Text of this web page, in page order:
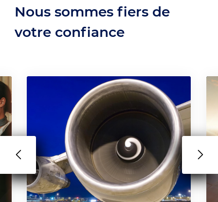
Nous sommes fiers de
votre confiance